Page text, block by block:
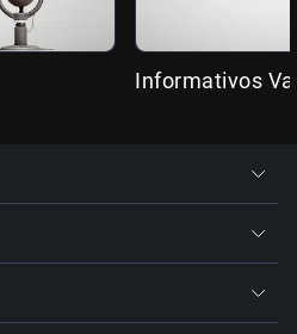
Informativos